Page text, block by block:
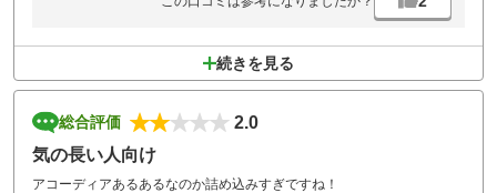
続きを見る
総合評価
2.0
気の長い人向け
アコーディアあるあるなのか詰め込みすぎですね！